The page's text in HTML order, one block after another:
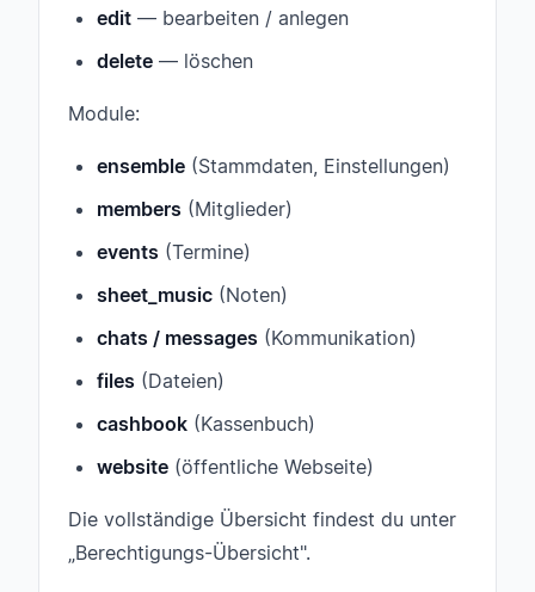
edit — bearbeiten / anlegen
delete — löschen
Module:
ensemble (Stammdaten, Einstellungen)
members (Mitglieder)
events (Termine)
sheet_music (Noten)
chats / messages (Kommunikation)
files (Dateien)
cashbook (Kassenbuch)
website (öffentliche Webseite)
Die vollständige Übersicht findest du unter
„Berechtigungs-Übersicht".